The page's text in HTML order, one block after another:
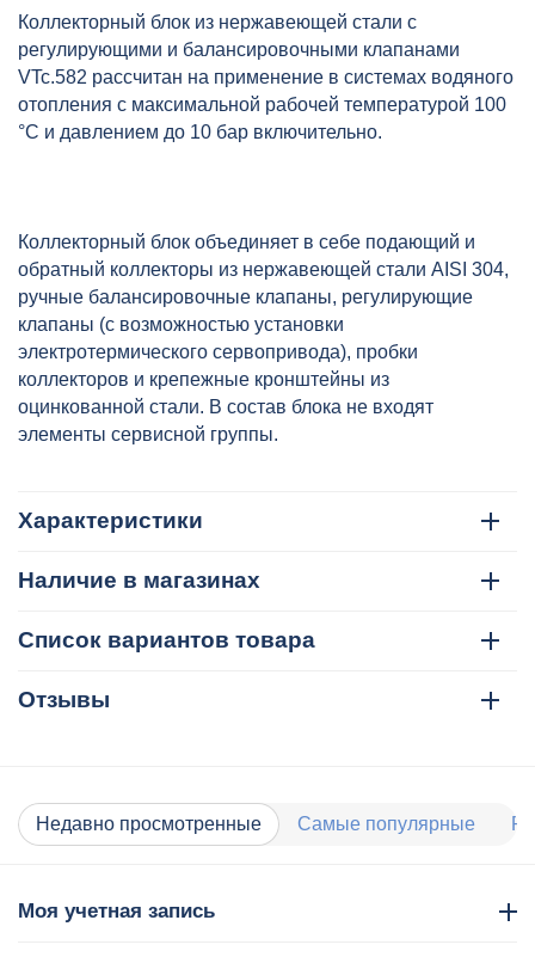
Коллекторный блок из нержавеющей стали с
регулирующими и балансировочными клапанами
VTc.582 рассчитан на применение в системах водяного
отопления с максимальной рабочей температурой 100
°C и давлением до 10 бар включительно.
Коллекторный блок объединяет в себе подающий и
обратный коллекторы из нержавеющей стали AISI 304,
ручные балансировочные клапаны, регулирующие
клапаны (с возможностью установки
электротермического сервопривода), пробки
коллекторов и крепежные кронштейны из
оцинкованной стали. В состав блока не входят
элементы сервисной группы.
Характеристики
Наличие в магазинах
Список вариантов товара
Отзывы
Недавно просмотренные Самые популярные
Моя учетная запись